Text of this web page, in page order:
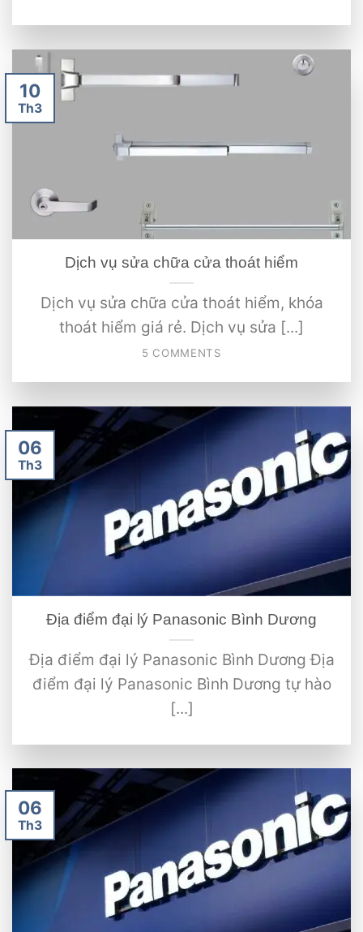
Dịch vụ sửa chữa cửa thoát hiểm
Dịch vụ sửa chữa cửa thoát hiểm, khóa
thoát hiểm giá rẻ. Dịch vụ sửa [...]
5 COMMENTS
10
Th3
Địa điểm đại lý Panasonic Bình Dương
Địa điểm đại lý Panasonic Bình Dương Địa
điểm đại lý Panasonic Bình Dương tự hào
[...]
06
Th3
06
Th3